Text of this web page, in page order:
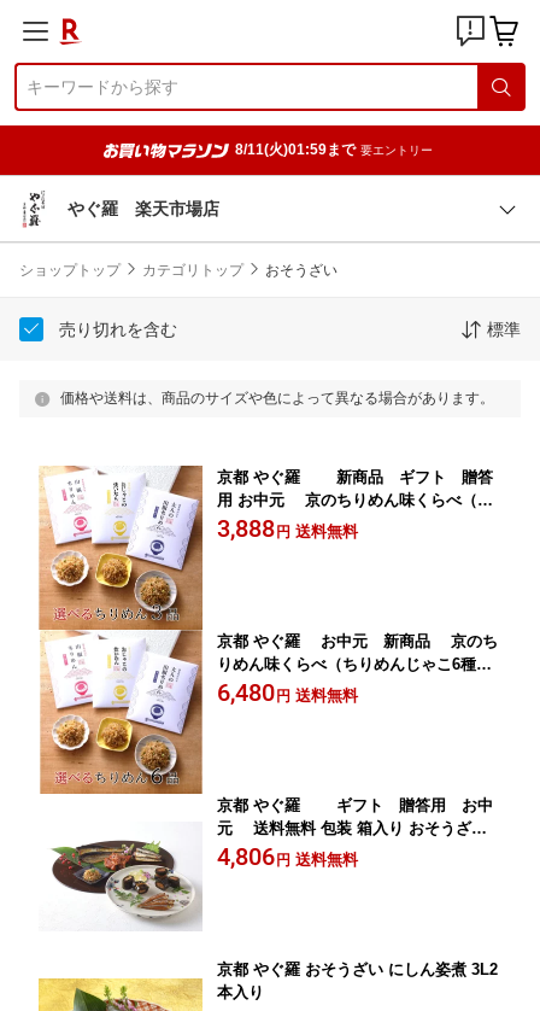
8/11(火)01:59まで 要エントリー
やぐ羅 楽天市場店
ショップトップ カテゴリトップ おそうざい
売り切れを含む 標準
価格や送料は、商品のサイズや色によって異なる場合があります。
京都 やぐ羅 新商品 ギフト 贈答
用 お中元 京のちりめん味くらべ（ち
りめんじゃこ3種）（箱入り）送料無料
（但し、北海道、沖縄は1500円）
3,888 円 送料無料
京都 やぐ羅 お中元 新商品 京のち
りめん味くらべ（ちりめんじゃこ6種）
（箱入り）ギフト贈答用 送料無料
6,480 円 送料無料
京都 やぐ羅 ギフト 贈答用 お中
元 送料無料 包装 箱入り おそうざい
味見世（7種） YA40
4,806 円 送料無料
京都 やぐ羅 おそうざい にしん姿煮 3L2
本入り